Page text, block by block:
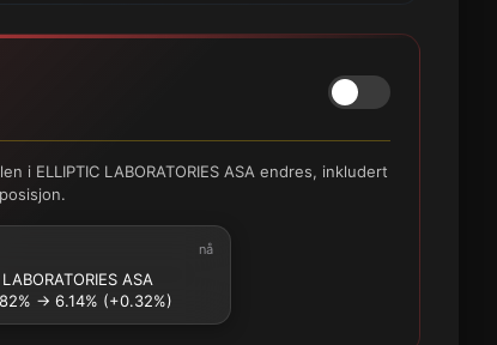
i ELLIPTIC LABORATORIES ASA endres, inkludert
nå
ASA
→ 6.14% (+0.32%)